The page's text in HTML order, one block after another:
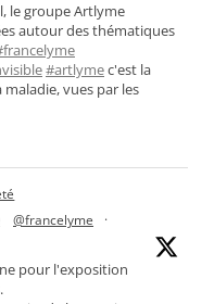
le groupe Artlyme
autour des thématiques
#artlymec'est la
vues par les
@francelyme
·
pour l'exposition